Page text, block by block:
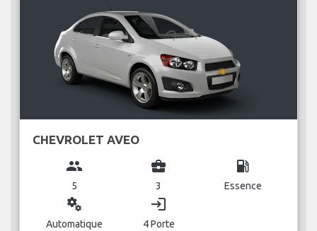
CHEVROLET AVEO
group
5
business_center
3
local_gas_station
Essence
miscellaneous_services
Automatique
login
4 Porte